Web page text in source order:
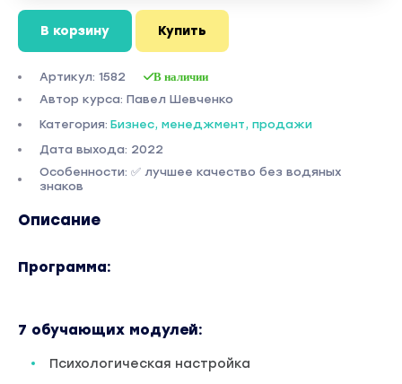
В корзину Купить
Артикул: 1582 В наличии
Автор курса: Павел Шевченко
Категория: Бизнес, менеджмент, продажи
Дата выхода: 2022
Особенности: ✅ лучшее качество без водяных
знаков
Описание
Программа:
7 обучающих модулей:
Психологическая настройка